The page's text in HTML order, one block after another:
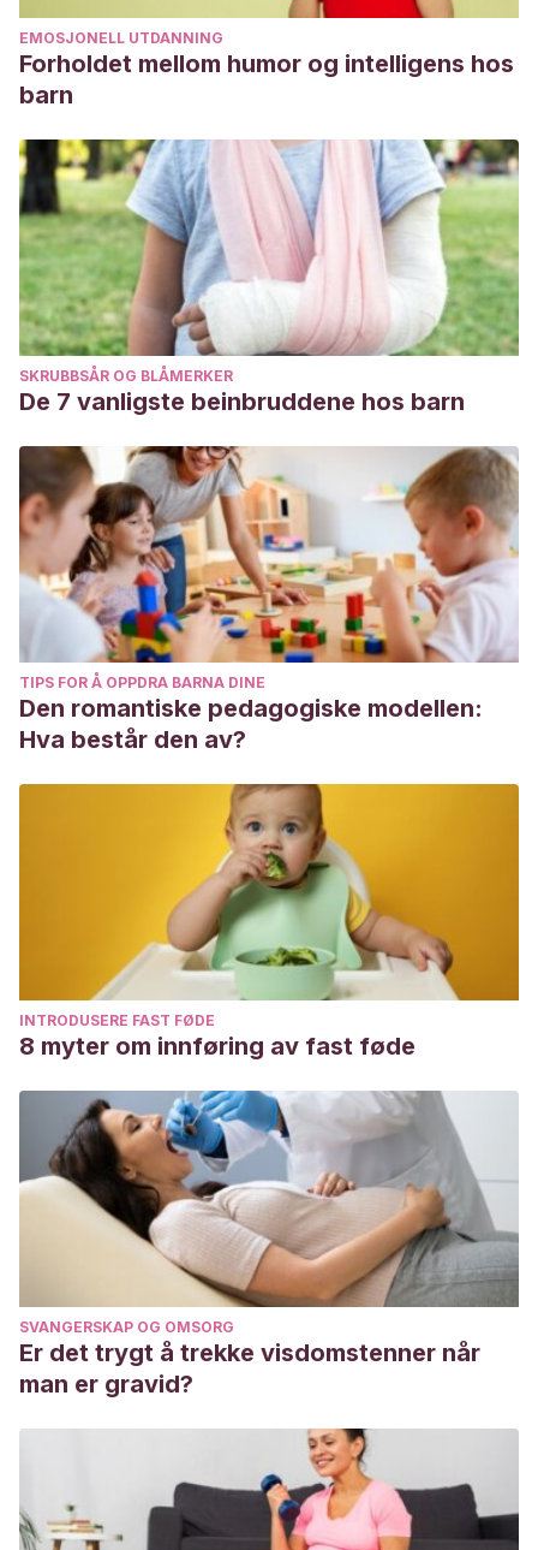
EMOSJONELL UTDANNING
Forholdet mellom humor og intelligens hos
barn
SKRUBBSÅR OG BLÅMERKER
De 7 vanligste beinbruddene hos barn
TIPS FOR Å OPPDRA BARNA DINE
Den romantiske pedagogiske modellen:
Hva består den av?
INTRODUSERE FAST FØDE
8 myter om innføring av fast føde
SVANGERSKAP OG OMSORG
Er det trygt å trekke visdomstenner når
man er gravid?